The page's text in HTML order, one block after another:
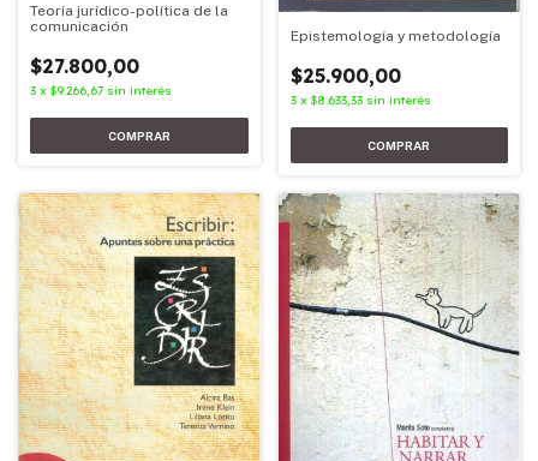
Teoría jurídico-política de la
comunicación
$27.800,00
3 x $9.266,67 sin interés
Epistemología y metodología
$25.900,00
3 x $8.633,33 sin interés